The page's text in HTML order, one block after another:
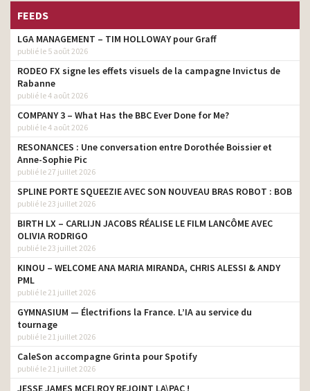
FEEDS
LGA MANAGEMENT – TIM HOLLOWAY pour Graff
publié le 5 août 2026
RODEO FX signe les effets visuels de la campagne Invictus de
Rabanne
publié le 4 août 2026
COMPANY 3 – What Has the BBC Ever Done for Me?
publié le 4 août 2026
RESONANCES : Une conversation entre Dorothée Boissier et
Anne-Sophie Pic
publié le 27 juillet 2026
SPLINE PORTE SQUEEZIE AVEC SON NOUVEAU BRAS ROBOT : BOB
publié le 23 juillet 2026
BIRTH LX – CARLIJN JACOBS RÉALISE LE FILM LANCÔME AVEC
OLIVIA RODRIGO
publié le 23 juillet 2026
KINOU – WELCOME ANA MARIA MIRANDA, CHRIS ALESSI & ANDY
PML
publié le 21 juillet 2026
GYMNASIUM — Électrifions la France. L’IA au service du
tournage
publié le 21 juillet 2026
CaleSon accompagne Grinta pour Spotify
publié le 21 juillet 2026
JESSE JAMES MCELROY REJOINT LA\PAC !